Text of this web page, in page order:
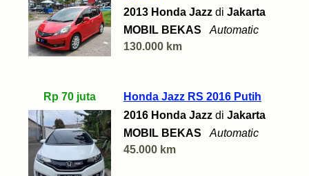
2013 Honda Jazz di Jakarta
MOBIL BEKAS
Automatic
130.000 km
Rp 70 juta
Honda Jazz RS 2016 Putih
2016 Honda Jazz di Jakarta
MOBIL BEKAS
Automatic
45.000 km